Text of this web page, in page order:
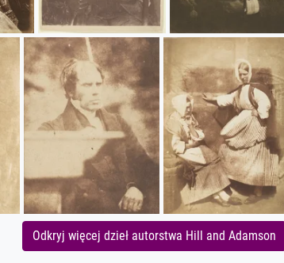
Odkryj więcej dzieł autorstwa Hill and Adamson